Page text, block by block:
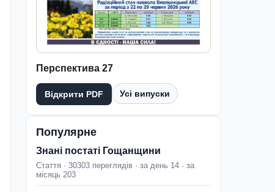
Перспектива 27
Відкрити PDF Усі випуски
Популярне
Знані постаті Гощанщини
Стаття · 30303 переглядів · за день 14 · за
місяць 203